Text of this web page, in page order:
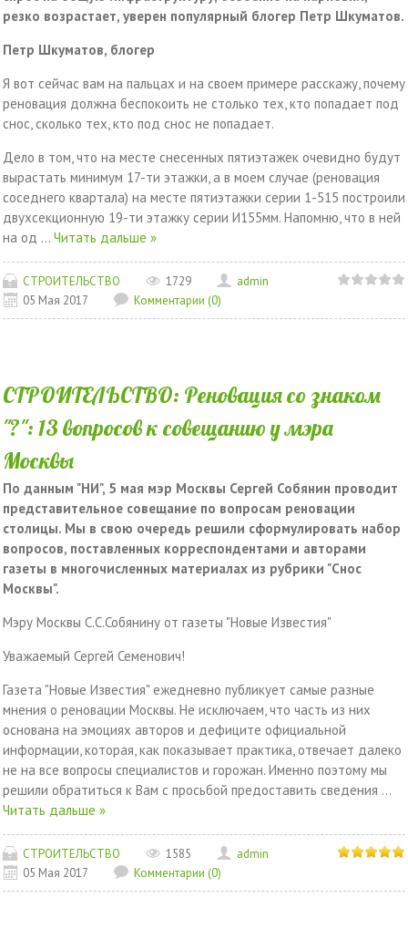
резко возрастает, уверен популярный блогер Петр Шкуматов.
Петр Шкуматов, блогер
Я вот сейчас вам на пальцах и на своем примере расскажу, почему
реновация должна беспокоить не столько тех, кто попадает под
снос, сколько тех, кто под снос не попадает.
Дело в том, что на месте снесенных пятиэтажек очевидно будут
вырастать минимум 17-ти этажки, а в моем случае (реновация
соседнего квартала) на месте пятиэтажки серии 1-515 построили
двухсекционную 19-ти этажку серии И155мм. Напомню, что в ней
на од ... Читать дальше »
СТРОИТЕЛЬСТВО 1729
admin
05 Мая 2017
Комментарии (0)
СТРОИТЕЛЬСТВО: Реновация со знаком
"?": 13 вопросов к совещанию у мэра
Москвы
По данным "НИ", 5 мая мэр Москвы Сергей Собянин проводит
представительное совещание по вопросам реновации
столицы. Мы в свою очередь решили сформулировать набор
вопросов, поставленных корреспондентами и авторами
газеты в многочисленных материалах из рубрики "Снос
Москвы".
Мэру Москвы С.С.Собянину от газеты "Новые Известия"
Уважаемый Сергей Семенович!
Газета "Новые Известия" ежедневно публикует самые разные
мнения о реновации Москвы. Не исключаем, что часть из них
основана на эмоциях авторов и дефиците официальной
информации, которая, как показывает практика, отвечает далеко
не на все вопросы специалистов и горожан. Именно поэтому мы
решили обратиться к Вам с просьбой предоставить сведения ...
Читать дальше »
СТРОИТЕЛЬСТВО 1585
admin
05 Мая 2017
Комментарии (0)